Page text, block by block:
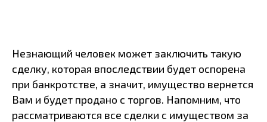
Незнающий человек может заключить такую
сделку, которая впоследствии будет оспорена
при банкротстве, а значит, имущество вернется
Вам и будет продано с торгов. Напомним, что
рассматриваются все сделки с имуществом за